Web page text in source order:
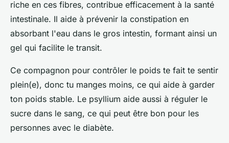
riche en ces fibres, contribue efficacement à la santé
intestinale. Il aide à prévenir la constipation en
absorbant l'eau dans le gros intestin, formant ainsi un
gel qui facilite le transit.
Ce compagnon pour contrôler le poids te fait te sentir
plein(e), donc tu manges moins, ce qui aide à garder
ton poids stable. Le psyllium aide aussi à réguler le
sucre dans le sang, ce qui peut être bon pour les
personnes avec le diabète.